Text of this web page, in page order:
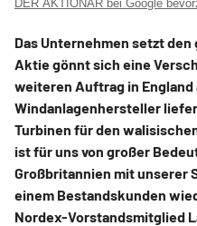
DER AKTIONÄR bei Google
Das Unternehmen setzt
Aktie gönnt sich eine
weiteren Auftrag in England
Windanlagenhersteller
Turbinen für den
ist für uns von großer
Großbritannien mit unserer
einem Bestandskunden
Nordex-Vorstandsmitglied